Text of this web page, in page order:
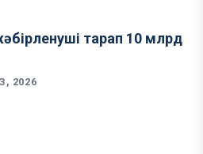
тарап 10 млрд
2026